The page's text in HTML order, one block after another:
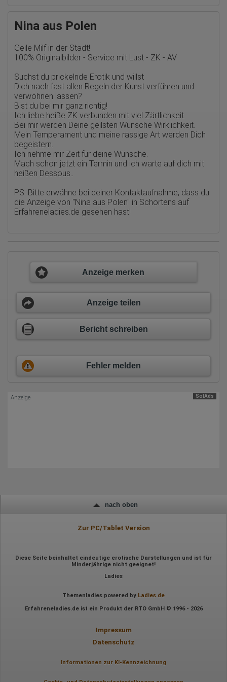
Die erzeugten Informationen über die Benutzung unserer
Webseiten sowie die von dem Browser übermittelte IP-Adresse
verarbeiteten Daten pseudonyme Nutzungsprofile der Nutzer
erstellt werden. Diese Informationen wird Google gegebenenfalls
auch an Dritte übertragen, sofern dies gesetzlich
von Google verarbeiten. Die IP-Adresse der Nutzer wird von
Google innerhalb von Mitgliedstaaten der Europäischen Union
oder in anderen Vertragsstaaten des Abkommens über den
Europäischen Wirtschaftsraum gekürzt, dies bedeutet, dass alle
Daten anonym erhoben werden. Nur in Ausnahmefällen wird die
volle IP-Adresse an einen Server von Google in den USA
übertragen und dort gekürzt. Die von dem Browser des Nutzers
übermittelte IP-Adresse wird nicht mit anderen Daten von Google
zusammengeführt.
Erhobene Informationen zum Besucherverhalten sind folgende:
Herkunft (Land und Stadt)
Betriebssystem
Gerät (PC, Tablet-PC oder Smartphone)
Browser und alle verwendeten Add-ons
Auflösung des Computers
Wohin ging der Besucher? Klickte er auf weitere Seiten des
Portals oder hat er sie komplett verlassen?
Wie lange blieb der Besucher?
Ort der Verarbeitung:
Europäische Union & USA
Hotjar
Wir nutzen Hotjar als Webanalysedient. Es wird verwendet, um
auf unserer Website eingebunden sind, von Ihnen bereitgestellte
Informationen verarbeiten.
Sprachinformationen
Gerätebestriebssystem
Ort der Verarbeitung:
Europäische Union
Nina aus Polen
Geile Milf in der Stadt!
100% Originalbilder - Service mit Lust - ZK - AV
Suchst du prickelnde Erotik und willst
Dich nach fast allen Regeln der Kunst verführen und
verwöhnen lassen?
Bist du bei mir ganz richtig!
Ich liebe heiße ZK verbunden mit viel Zärtlichkeit.
Bei mir werden Deine geilsten Wünsche Wirklichkeit.
Mein Temperament und meine rassige Art werden Dich
begeistern.
Ich nehme mir Zeit für deine Wünsche.
Mach schon jetzt ein Termin und ich warte auf dich mit
heißen Dessous..
PS: Bitte erwähne bei deiner Kontaktaufnahme, dass du
die Anzeige von "Nina aus Polen" in Schortens auf
Erfahreneladies.de gesehen hast!
Anzeige merken
Anzeige teilen
Bericht schreiben
Fehler melden
SolAds
Anzeige
nach oben
Zur PC/Tablet Version
Diese Seite beinhaltet eindeutige erotische Darstellungen und ist für
Minderjährige nicht geeignet!
Ladies
Themenladies powered by Ladies.de
Erfahreneladies.de ist ein Produkt der RTO GmbH © 1996 - 2026
Impressum
Datenschutz
Informationen zur KI-Kennzeichnung